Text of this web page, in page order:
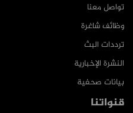
تواصل معنا
وظائف شاغرة
ترددات البث
النشرة الإخبارية
بيانات صحفية
قنواتنا